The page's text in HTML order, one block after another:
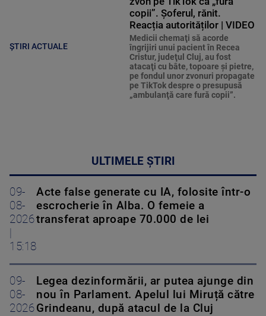
ȘTIRI ACTUALE
copii”. Șoferul, rănit.
Reacția autorităților | VIDEO
Medicii chemaţi să acorde
îngrijiri unui pacient în Recea
Cristur, judeţul Cluj, au fost
atacaţi cu bâte, topoare şi pietre,
pe fondul unor zvonuri propagate
pe TikTok despre o presupusă
„ambulanţă care fură copii”.
ULTIMELE ȘTIRI
09-
08-
2026
15:18
Acte false generate cu IA, folosite într-o
escrocherie în Alba. O femeie a
transferat aproape 70.000 de lei
09-
08-
2026
Legea dezinformării, ar putea ajunge din
nou în Parlament. Apelul lui Miruță către
Grindeanu, după atacul de la Cluj